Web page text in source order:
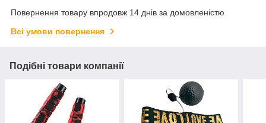
Повернення товару впродовж 14 днів за домовленістю
Всі умови повернення
Подібні товари компанії